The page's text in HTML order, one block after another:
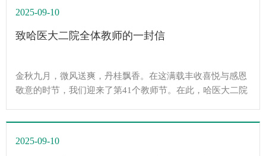
2025-09-10
致哈医大二院全体教师的一封信
金秋九月，微风送爽，丹桂飘香。在这满载丰收喜悦与感恩
敬意的时节，我们迎来了第41个教师节。在此，哈医大二院
与智慧。心血管病教师团队获第四批“全国高校黄大年式教
2025-09-10